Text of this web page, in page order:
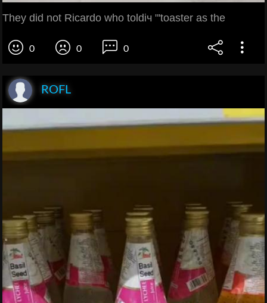
They did not Ricardo who toldіч "'toaster as the
0 0 0
ROFL